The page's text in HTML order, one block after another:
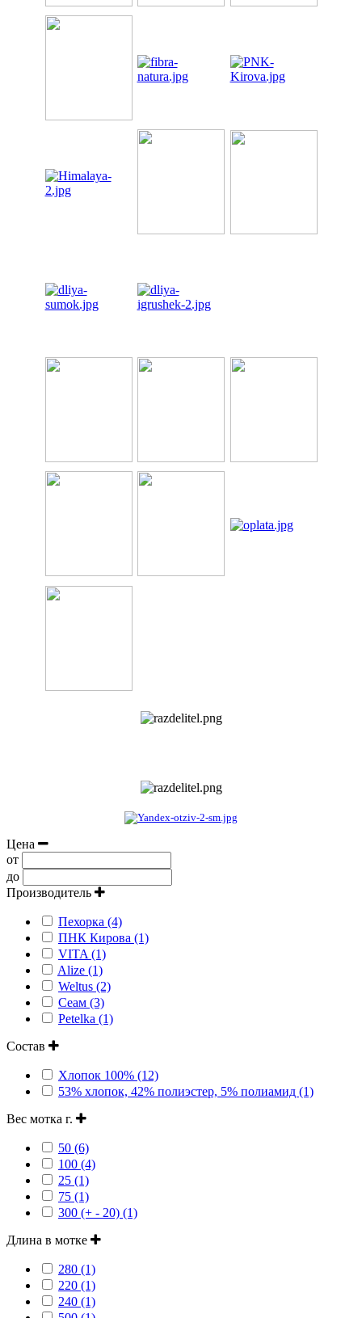
Цена
от
до
Производитель
Пехорка (4)
ПНК Кирова (1)
VITA (1)
Alize (1)
Weltus (2)
Сеам (3)
Petelka (1)
Состав
Хлопок 100% (12)
53% хлопок, 42% полиэстер, 5% полиамид (1)
Вес мотка г.
50 (6)
100 (4)
25 (1)
75 (1)
300 (+ - 20) (1)
Длина в мотке
280 (1)
220 (1)
240 (1)